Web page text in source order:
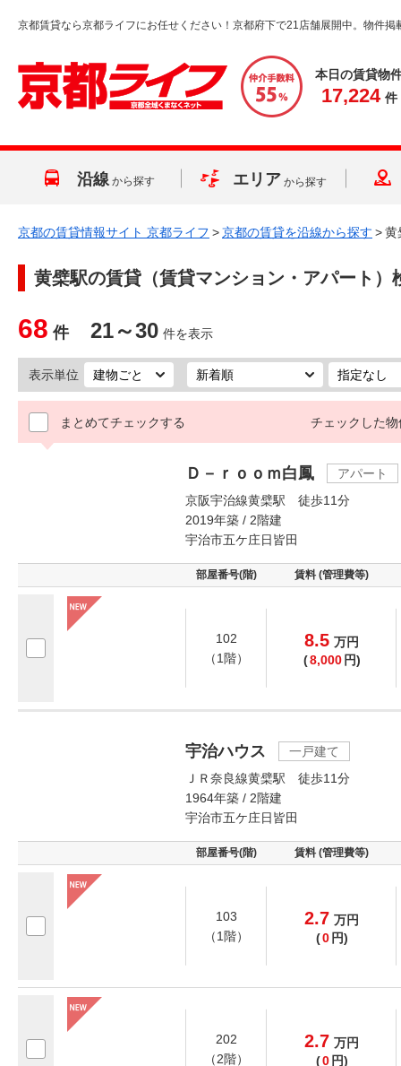
京都賃貸なら京都ライフにお任せください！京都府下で21店舗展開中。物件掲
本日の賃貸物
17,224 件
沿線 から探す エリア から探す
京都の賃貸情報サイト 京都ライフ >京都の賃貸を沿線から探す >黄
黄檗駅の賃貸（賃貸マンション・アパート）
68 件 21～30 件を表示
表示単位
まとめてチェックする チェックした物
Ｄ－ｒｏｏｍ白鳳
アパート
京阪宇治線黄檗駅 徒歩11分
2019年築 / 2階建
宇治市五ケ庄日皆田
部屋番号(階) 賃料 (管理費等)
102
（1階）
8.5 万円
(8,000 円)
宇治ハウス
一戸建て
ＪＲ奈良線黄檗駅 徒歩11分
1964年築 / 2階建
宇治市五ケ庄日皆田
部屋番号(階) 賃料 (管理費等)
103
（1階）
2.7 万円
(0 円)
202
（2階）
2.7 万円
(0 円)